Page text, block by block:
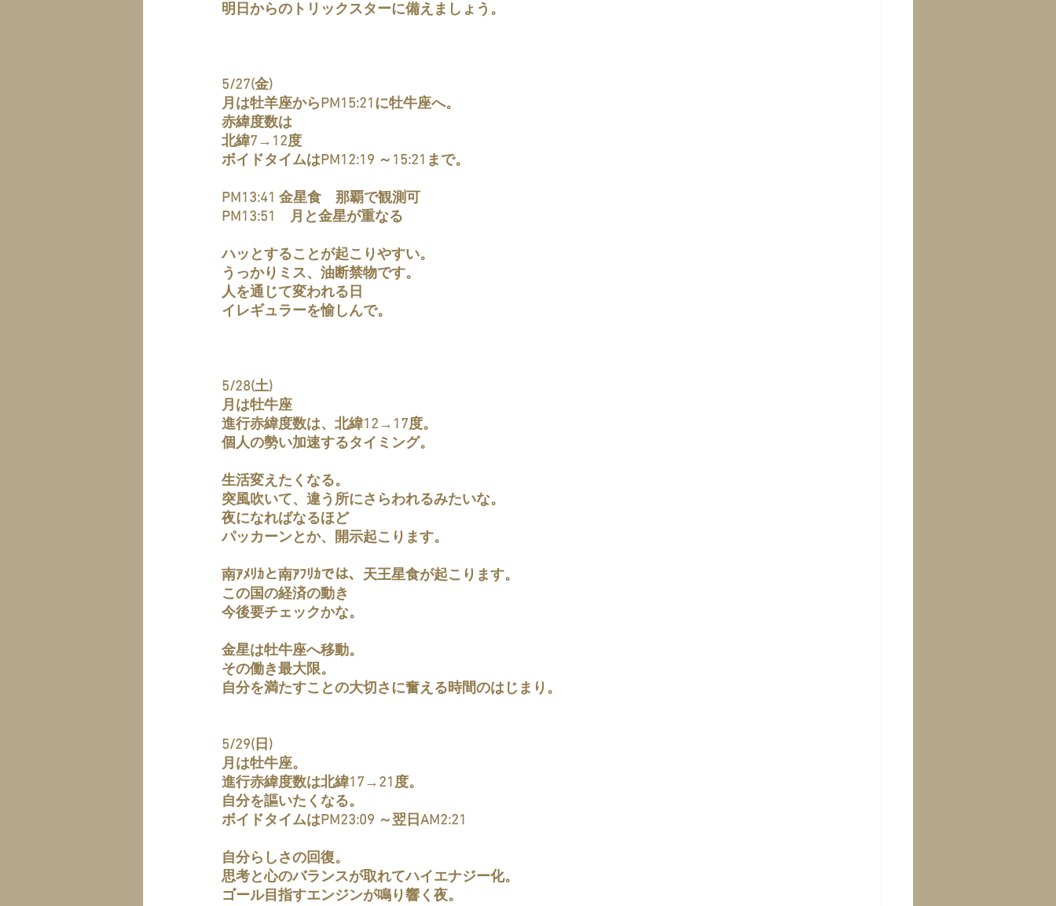
明日からのトリックスターに備えましょう。
5/27(金)
月は牡羊座からPM15:21に牡牛座へ。
赤緯度数は
北緯7→12度
ボイドタイムはPM12:19 ～15:21まで。
PM13:41 金星食　那覇で観測可
PM13:51　月と金星が重なる
ハッとすることが起こりやすい。
うっかりミス、油断禁物です。
人を通じて変われる日
イレギュラーを愉しんで。
5/28(土)
月は牡牛座
進行赤緯度数は、北緯12→17度。
個人の勢い加速するタイミング。
生活変えたくなる。
突風吹いて、違う所にさらわれるみたいな。
夜になればなるほど
パッカーンとか、開示起こります。
南ｱﾒﾘｶと南ｱﾌﾘｶでは、天王星食が起こります。
この国の経済の動き
今後要チェックかな。
金星は牡牛座へ移動。
その働き最大限。
自分を満たすことの大切さに奮える時間のはじまり。
5/29(日)
月は牡牛座。
進行赤緯度数は北緯17→21度。
自分を謳いたくなる。
ボイドタイムはPM23:09 ～翌日AM2:21
自分らしさの回復。
思考と心のバランスが取れてハイエナジー化。
ゴール目指すエンジンが鳴り響く夜。